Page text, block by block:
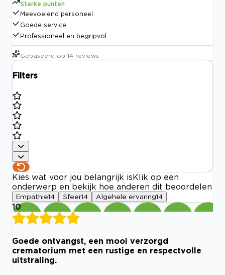
Sterke punten
Meevoelend personeel
Goede service
Professioneel en begripvol
Gebaseerd op 14 reviews
Filters
Kies wat voor jou belangrijk is Klik op een
onderwerp en bekijk hoe anderen dit beoordelen
Empathie14 Sfeer14 Algehele ervaring14
10
Goede ontvangst, een mooi verzorgd
crematorium met een rustige en respectvolle
uitstraling.